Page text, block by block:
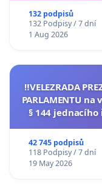
132 podpisů
132 Podpisy / 7 dní
1 Aug 2026
‼️VELEZRADA
PARLAMENTU
§ 144
42 745 podpisů
118 Podpisy / 7 dní
19 May 2026